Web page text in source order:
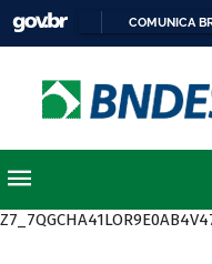
COMUNICA